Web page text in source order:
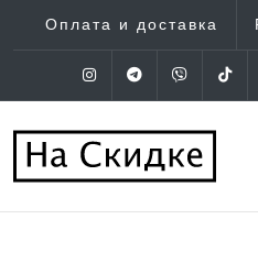
Оплата и доставка
InstagramTelegram
Viber